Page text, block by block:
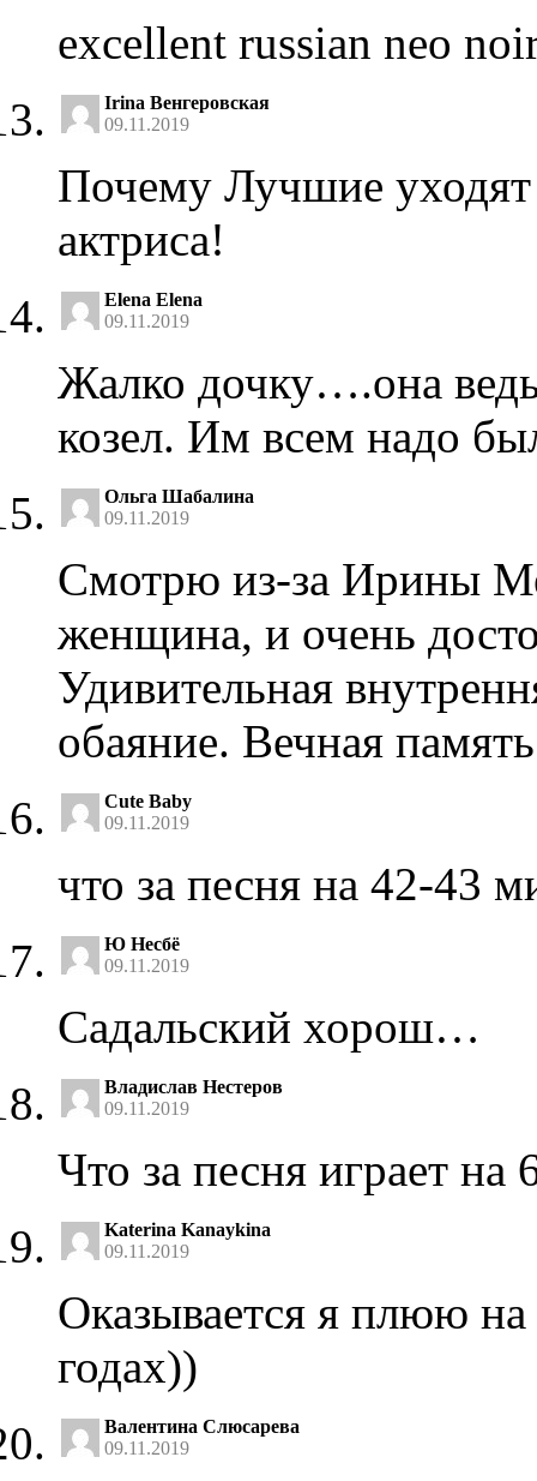
excellent russian neo
Irina Венгеровская
09.11.2019
Почему Лучшие уходят
актриса!
Elena Elena
09.11.2019
Жалко дочку….она
козел. Им всем надо
Ольга Шабалина
09.11.2019
Смотрю из-за Ирины
женщина, и очень
Удивительная
обаяние. Вечная
Cute Baby
09.11.2019
что за песня на 42-43
Ю Несбё
09.11.2019
Садальский хорош…
Владислав Нестеров
09.11.2019
Что за песня играет на
Katerina Kanaykina
09.11.2019
Оказывается я плюю
годах))
Валентина Слюсарева
09.11.2019